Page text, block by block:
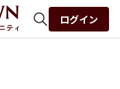
ログイン